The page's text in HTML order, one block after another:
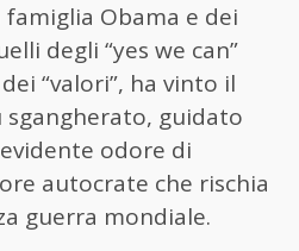
Obama e dei
degli “yes we can”
“valori”, ha vinto il
guidato
odore di
autocrate che rischia
guerra mondiale.